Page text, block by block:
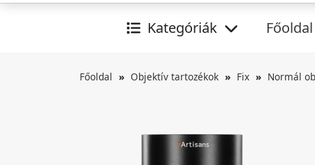
Kategóriák Főoldal
Főoldal Objektív tartozékok Fix Normál